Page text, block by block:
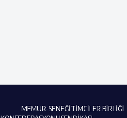
MEMUR-SENEĞİTİMCİLER BİRLİĞİ